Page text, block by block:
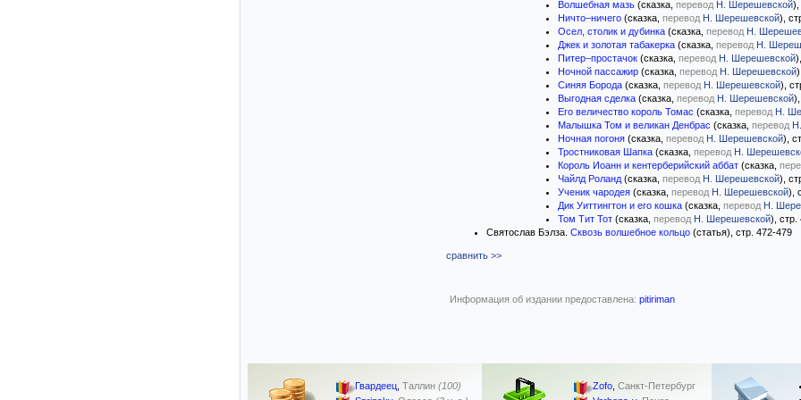
Волшебная мазь (сказка, перевод Н. Шерешевской),
Ничто–ничего (сказка, перевод Н. Шерешевской),
Осел, столик и дубинка (сказка, перевод Н.
Джек и золотая табакерка (сказка, перевод Н.
Питер–простачок (сказка, перевод Н. Шерешевской
Ночной пассажир (сказка, перевод Н. Шерешевской
Синяя Борода (сказка, перевод Н. Шерешевской),
Выгодная сделка (сказка, перевод Н. Шерешевской
Его величество король Томас (сказка, перевод Н.
Малышка Том и великан Денбрас (сказка, перевод
Ночная погоня (сказка, перевод Н. Шерешевской),
Тростниковая Шапка (сказка, перевод Н.
Король Иоанн и кентерберийский аббат (сказка,
Чайлд Роланд (сказка, перевод Н. Шерешевской),
Ученик чародея (сказка, перевод Н. Шерешевской),
Дик Уиттингтон и его кошка (сказка, перевод Н.
Том Тит Тот (сказка, перевод Н. Шерешевской), стр.
Святослав Бэлза. Сквозь волшебное кольцо (статья), стр. 472-479
сравнить >>
Информация об издании предоставлена: pitiriman
Гвардеец, Таллин (100)
Zofo, Санкт-Петербург